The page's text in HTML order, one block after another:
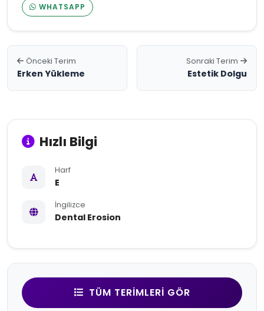
WHATSAPP
Önceki Terim
Erken Yükleme
Sonraki Terim
Estetik Dolgu
Hızlı Bilgi
Harf
E
İngilizce
Dental Erosion
TÜM TERIMLERI GÖR